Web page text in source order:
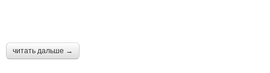
читать дальше →